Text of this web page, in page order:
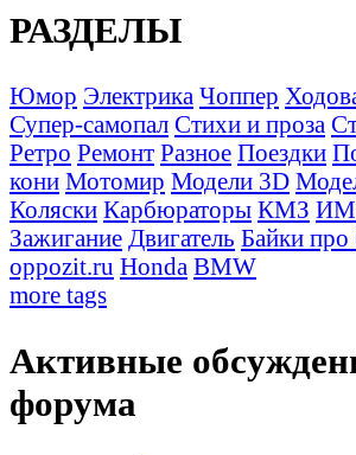
РАЗДЕЛЫ
Юмор Электрика Чоппер
Супер-самопал Стихи и проза
Ретро Ремонт Разное Поездки
кони Мотомир Модели 3D
Коляски Карбюраторы КМЗ
Зажигание Двигатель Байки про
oppozit.ru Honda BMW
more tags
Активные
форума